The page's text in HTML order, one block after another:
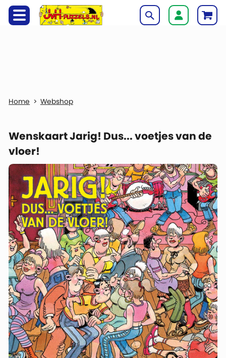
Webshop
Wenskaart Jarig! Dus... voetjes van de
vloer!